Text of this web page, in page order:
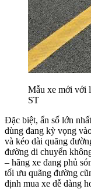
Mẫu xe mới với
ST
Đặc biệt, ẩn số lớn
dùng đang kỳ vọng
và kéo dài quãng
đường di chuyển
– hãng xe đang phủ
tối ưu quãng đường
định mua xe dễ dàng